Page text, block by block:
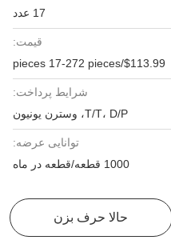
17 عدد
قیمت:
$113.99/pieces 17-272 pieces
شرایط پرداخت:
T/T، D/P، وسترن یونیون
توانایی عرضه:
1000 قطعه/قطعه در ماه
حالا حرف بزن